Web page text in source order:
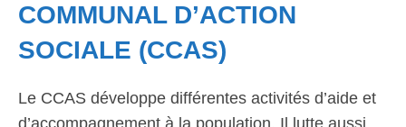
COMMUNAL D’ACTION
SOCIALE (CCAS)
Le CCAS développe différentes activités d’aide et
d’accompagnement à la population. Il lutte aussi